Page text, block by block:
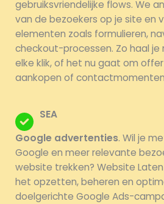
gebruiksvriendelijke flows. We
van de bezoekers op je site en
elementen zoals formulieren,
checkout-processen. Zo haal
elke klik, of het nu gaat om
aankopen of
SEA
Google advertenties. Wil je
Google en meer relevante
website trekken? Website
het opzetten, beheren en
doelgerichte Google Ads-